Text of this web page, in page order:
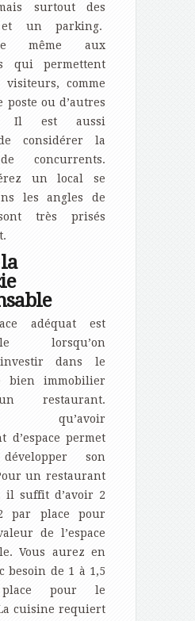
surtout des
et un parking.
même aux
qui permettent
visiteurs, comme
poste ou d’autres
Il est aussi
considérer la
concurrents.
un local se
les angles de
très prisés
adéquat est
lorsqu’on
dans le
bien immobilier
restaurant.
qu’avoir
d’espace permet
son
un restaurant
il suffit d’avoir 2
par place pour
de l’espace
Vous aurez en
besoin de 1 à 1,5
pour le
cuisine requiert